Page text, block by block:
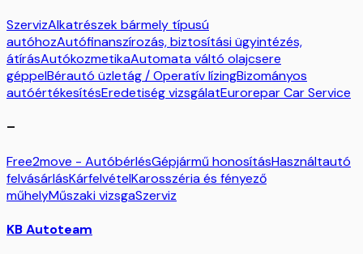
SzervizAlkatrészek bármely típusú
autóhozAutófinanszírozás, biztosítási ügyintézés,
átírásAutókozmetikaAutomata váltó olajcsere
géppelBérautó üzletág / Operatív lízingBizományos
autóértékesítésEredetiség vizsgálatEurorepar Car Service
–
Free2move - AutóbérlésGépjármű honosításHasználtautó
felvásárlásKárfelvételKarosszéria és fényező
műhelyMűszaki vizsgaSzerviz
KB Autoteam